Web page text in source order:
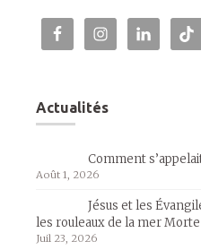
Actualités
Comment
Août 1, 2026
Jésus et les
les rouleaux de la mer
Juil 23, 2026